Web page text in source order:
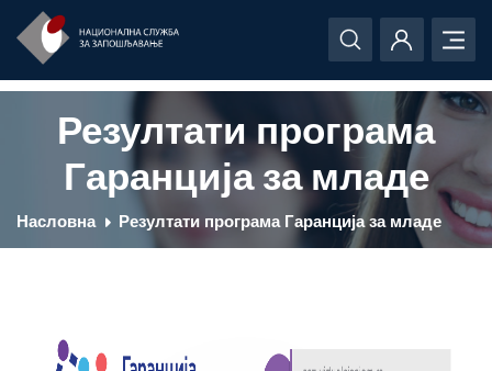
Резултати програма
Гаранција за младе
Насловна Резултати програма Гаранција за младе